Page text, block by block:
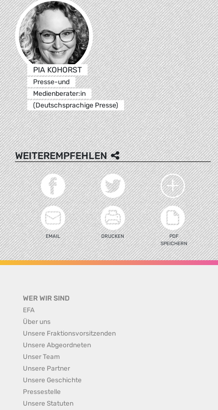
PIA KOHORST
Presse-und
Medienberater:in
(Deutschsprachige Presse)
WEITEREMPFEHLEN
EMAIL DRUCKEN
PDF
SPEICHERN
WER WIR SIND
EFA
Über uns
Unsere Fraktionsvorsitzenden
Unsere Abgeordneten
Unser Team
Unsere Partner
Unsere Geschichte
Pressestelle
Unsere Statuten